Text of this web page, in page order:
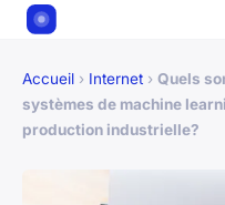
Accueil › Internet › Quels
systèmes de machine
production industrielle?